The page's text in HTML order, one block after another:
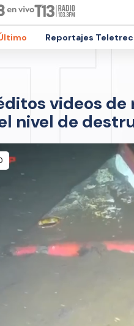
Reportajes
videos
nivel de